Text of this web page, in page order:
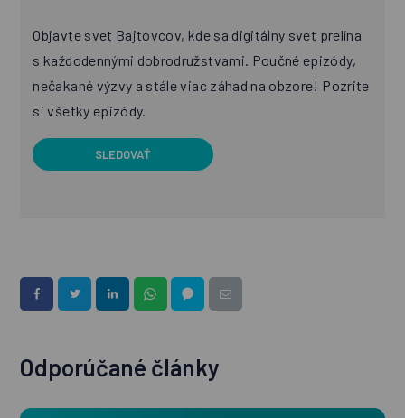
Objavte svet Bajtovcov, kde sa digitálny svet prelína
s každodennými dobrodružstvami. Poučné epizódy,
nečakané výzvy a stále viac záhad na obzore! Pozrite
si všetky epizódy.
SLEDOVAŤ
Odporúčané články